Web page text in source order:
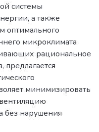
системы
а также
оптимального
микроклимата
рациональное
предлагается
минимизировать
без нарушения